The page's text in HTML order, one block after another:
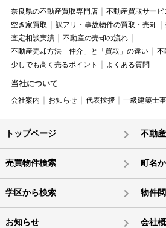
奈良県の不動産買取専門店 不動産買取サービ
空き家買取
訳アリ・事故物件の買取・売却
査定相談実績
不動産の売却の流れ
不動産売却方法「仲介」と「買取」の違い
不
少しでも高く売るポイント
よくある質問
当社について
会社案内 お知らせ 代表挨拶 一級建築士
トップページ 不動
売買物件検索 町名
学区から検索 物件
お知らせ 会社